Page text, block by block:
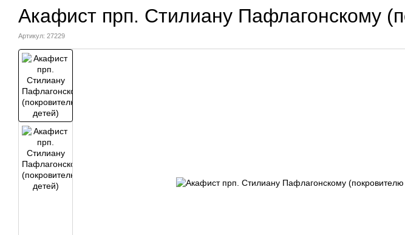
Акафист прп. Стилиану Пафлагонскому
Артикул: 27229